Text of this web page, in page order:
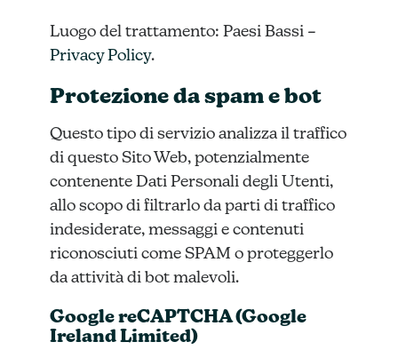
Luogo del trattamento: Paesi Bassi –
Privacy Policy.
Protezione da spam e bot
Questo tipo di servizio analizza il traffico
di questo Sito Web, potenzialmente
contenente Dati Personali degli Utenti,
allo scopo di filtrarlo da parti di traffico
indesiderate, messaggi e contenuti
riconosciuti come SPAM o proteggerlo
da attività di bot malevoli.
Google reCAPTCHA (Google
Ireland Limited)